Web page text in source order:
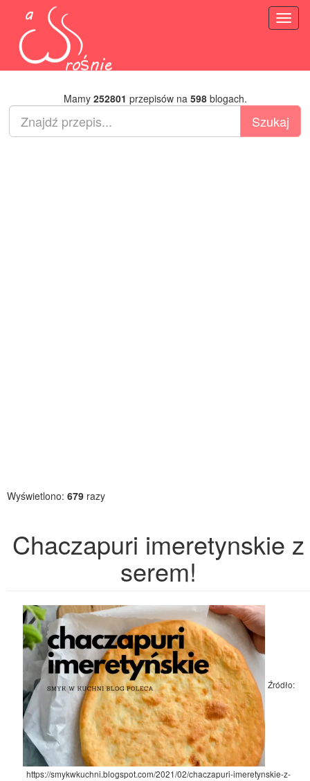
Mamy 252801 przepisów na 598blogach.
Wyświetlono: 679 razy
Chaczapuri imeretynskie z
serem!
Źródło:
https://smykwkuchni.blogspot.com/2021/02/chaczapuri-imeretynskie-z-